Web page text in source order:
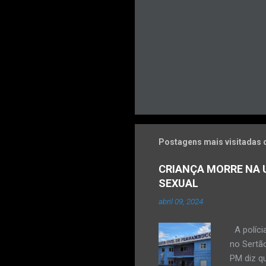
Postagens mais visitadas
CRIANÇA MORRE NA
SEXUAL
abril 09, 2024
A
no
PM diz